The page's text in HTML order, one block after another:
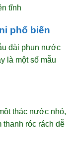
tĩnh
phổ biến
đài phun nước
là một số mẫu
thác nước nhỏ,
thanh róc rách dễ